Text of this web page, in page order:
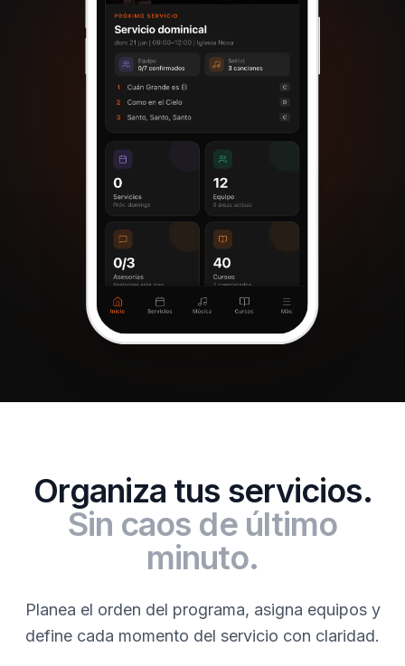
Organiza tus servicios.
Sin caos de último
minuto.
Planea el orden del programa, asigna equipos y
define cada momento del servicio con claridad.